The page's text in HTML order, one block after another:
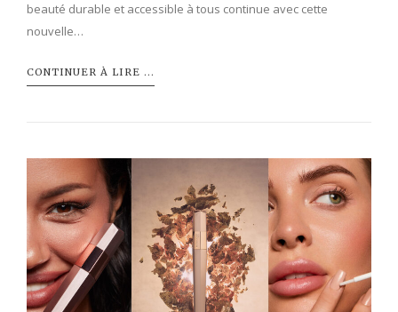
beauté durable et accessible à tous continue avec cette
nouvelle…
CONTINUER À LIRE ...